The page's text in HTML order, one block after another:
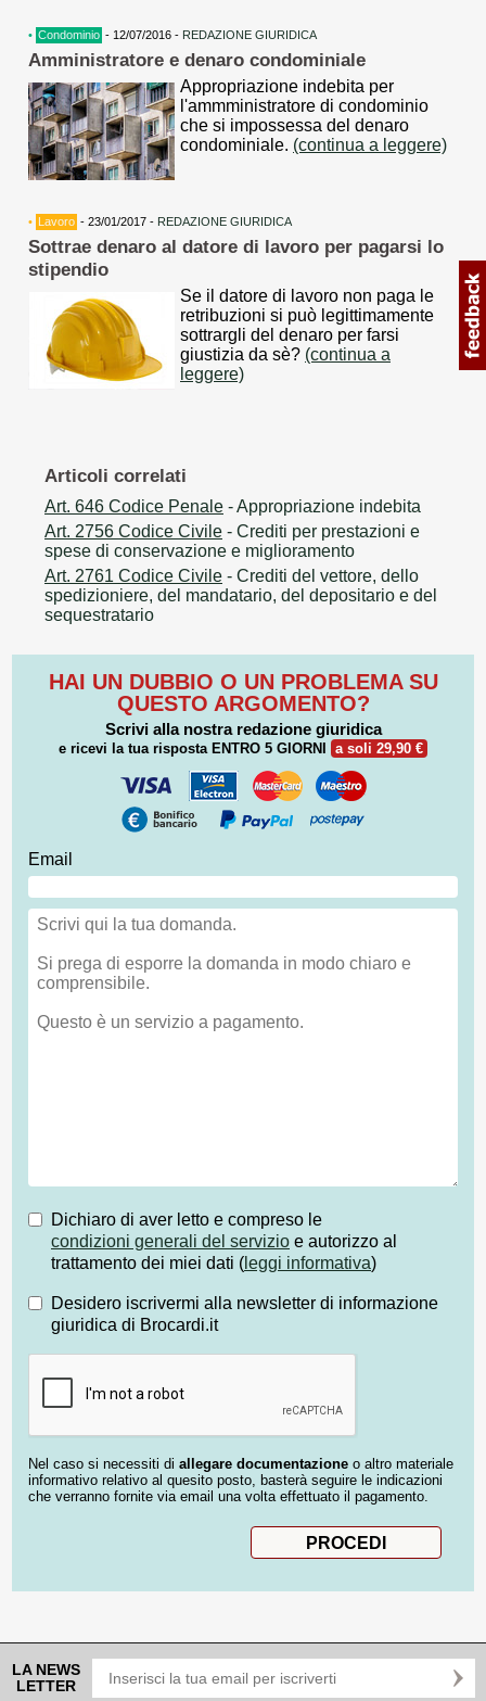
• Condominio - 12/07/2016 - REDAZIONE GIURIDICA
Amministratore e denaro condominiale
Appropriazione indebita per
l'ammministratore di condominio
che si impossessa del denaro
condominiale. (continua a leggere)
• Lavoro - 23/01/2017 - REDAZIONE GIURIDICA
Sottrae denaro al datore di lavoro per pagarsi lo
stipendio
Se il datore di lavoro non paga le
retribuzioni si può legittimamente
sottrargli del denaro per farsi
giustizia da sè? (continua a
leggere)
Articoli correlati
Art. 646 Codice Penale - Appropriazione indebita
Art. 2756 Codice Civile - Crediti per prestazioni e
spese di conservazione e miglioramento
Art. 2761 Codice Civile - Crediti del vettore, dello
spedizioniere, del mandatario, del depositario e del
sequestratario
HAI UN DUBBIO O UN PROBLEMA SU
QUESTO ARGOMENTO?
Scrivi alla nostra redazione giuridica
e ricevi la tua risposta ENTRO 5 GIORNI a soli 29,90 €
Email
Dichiaro di aver letto e compreso le
condizioni generali del servizio e autorizzo al
trattamento dei miei dati ( leggi informativa)
Desidero iscrivermi alla newsletter di informazione
giuridica di Brocardi.it
Nel caso si necessiti di allegare documentazione o altro materiale
informativo relativo al quesito posto, basterà seguire le indicazioni
che verranno fornite via email una volta effettuato il pagamento.
LA NEWS
LETTER